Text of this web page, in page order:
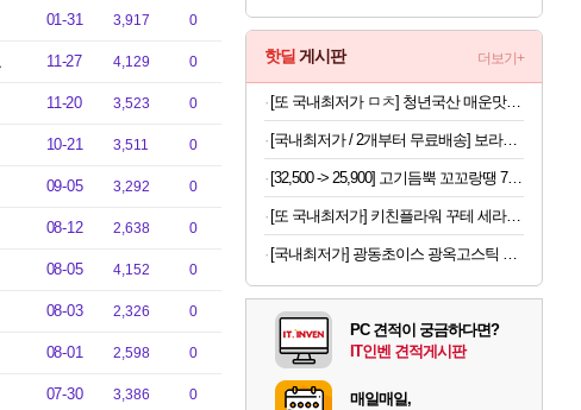
01-31 3,917 0
11-27 4,129 0
11-20 3,523 0
10-21 3,511 0
09-05 3,292 0
08-12 2,638 0
08-05 4,152 0
08-03 2,326 0
08-01 2,598 0
07-30 3,386 0
핫딜 게시판 더보기+
[또 국내최저가 ㅁㅊ] 청년국산 매운맛 굵은 고춧가루 1kg
[국내최저가 / 2개부터 무료배송] 보라톡스 보라효소101 곡물발효효소 프로바이오틱스 30포
[32,500 -> 25,900] 고기듬뿍 꼬꼬랑땡 700g x 3개
[또 국내최저가] 키친플라워 꾸테 세라믹 인덕션 냄비 편수 18cm x 2개
[국내최저가] 광동초이스 광옥고스틱 산삼배양근 30포
PC 견적이 궁금하다면?
IT인벤 견적게시판
매일매일,